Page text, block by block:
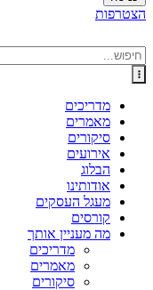
הצטרפות
מדריכים
מאמרים
סיקורים
אירועים
הבלוג
אודותינו
מעגל העסקים
קורסים
מה מעניין אותך
מדריכים
מאמרים
סיקורים